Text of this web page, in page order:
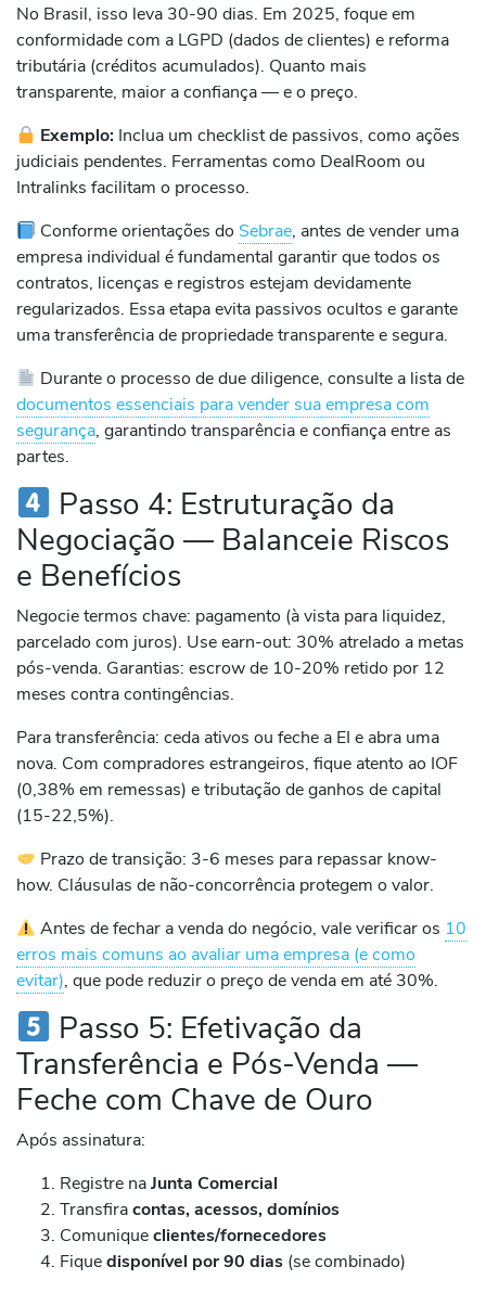
No Brasil, isso leva 30-90 dias. Em 2025, foque em
conformidade com a LGPD (dados de clientes) e reforma
tributária (créditos acumulados). Quanto mais
transparente, maior a confiança — e o preço.
Exemplo: Inclua um checklist de passivos, como ações
judiciais pendentes. Ferramentas como DealRoom ou
Intralinks facilitam o processo.
Conforme orientações do Sebrae, antes de vender uma
empresa individual é fundamental garantir que todos os
contratos, licenças e registros estejam devidamente
regularizados. Essa etapa evita passivos ocultos e garante
uma transferência de propriedade transparente e segura.
Durante o processo de due diligence, consulte a lista de
documentos essenciais para vender sua empresa com
segurança, garantindo transparência e confiança entre as
partes.
Passo 4: Estruturação da
Negociação — Balanceie Riscos
e Benefícios
Negocie termos chave: pagamento (à vista para liquidez,
parcelado com juros). Use earn-out: 30% atrelado a metas
pós-venda. Garantias: escrow de 10-20% retido por 12
meses contra contingências.
Para transferência: ceda ativos ou feche a EI e abra uma
nova. Com compradores estrangeiros, fique atento ao IOF
(0,38% em remessas) e tributação de ganhos de capital
(15-22,5%).
Prazo de transição: 3-6 meses para repassar know-
how. Cláusulas de não-concorrência protegem o valor.
Antes de fechar a venda do negócio, vale verificar os 10
erros mais comuns ao avaliar uma empresa (e como
evitar), que pode reduzir o preço de venda em até 30%.
Passo 5: Efetivação da
Transferência e Pós-Venda —
Feche com Chave de Ouro
Após assinatura:
Registre naJunta Comercial
Transfiracontas, acessos, domínios
Comuniqueclientes/fornecedores
Fiquedisponível por 90 dias (se combinado)